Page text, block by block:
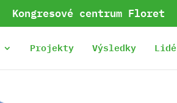
Kongresové centrum Floret
Projekty Výsledky Lidé